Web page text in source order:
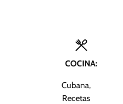
COCINA:
Cubana,
Recetas